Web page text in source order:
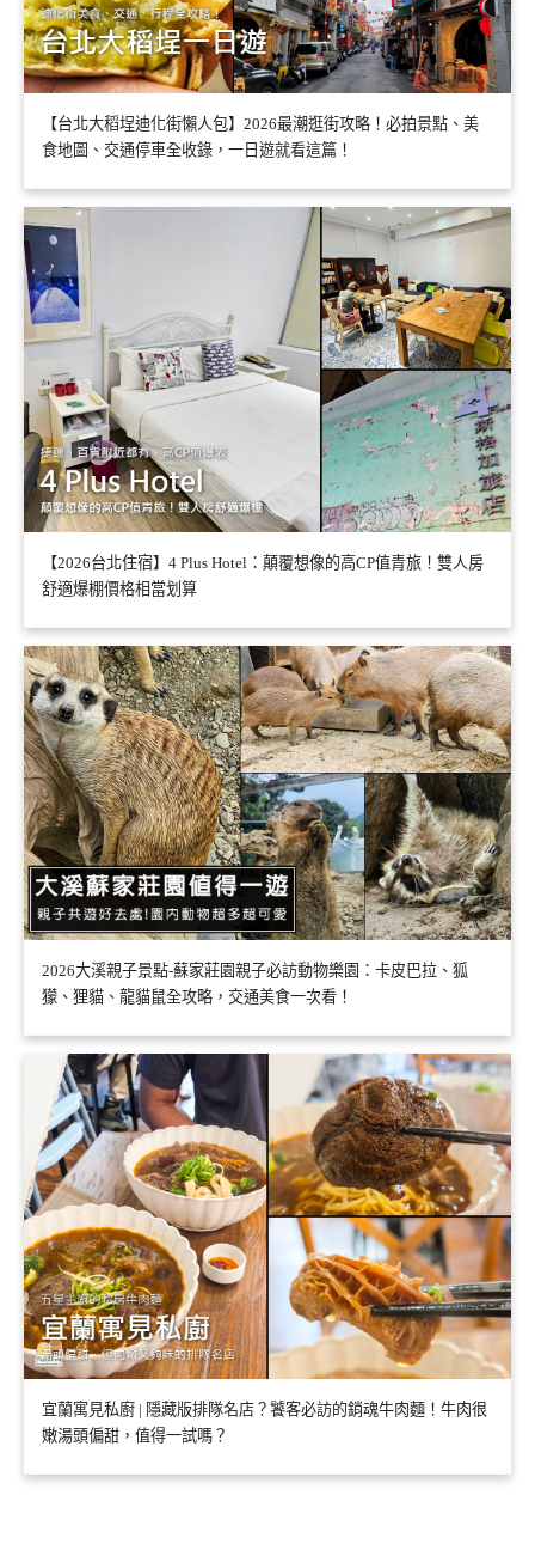
【台北大稻埕迪化街懶人包】2026最潮逛街攻略！必拍景點、美
食地圖、交通停車全收錄，一日遊就看這篇！
【2026台北住宿】4 Plus Hotel：顛覆想像的高CP值青旅！雙人房
舒適爆棚價格相當划算
2026大溪親子景點-蘇家莊園親子必訪動物樂園：卡皮巴拉、狐
獴、狸貓、龍貓鼠全攻略，交通美食一次看！
宜蘭寓見私廚 | 隱藏版排隊名店？饕客必訪的銷魂牛肉麵！牛肉很
嫩湯頭偏甜，值得一試嗎？